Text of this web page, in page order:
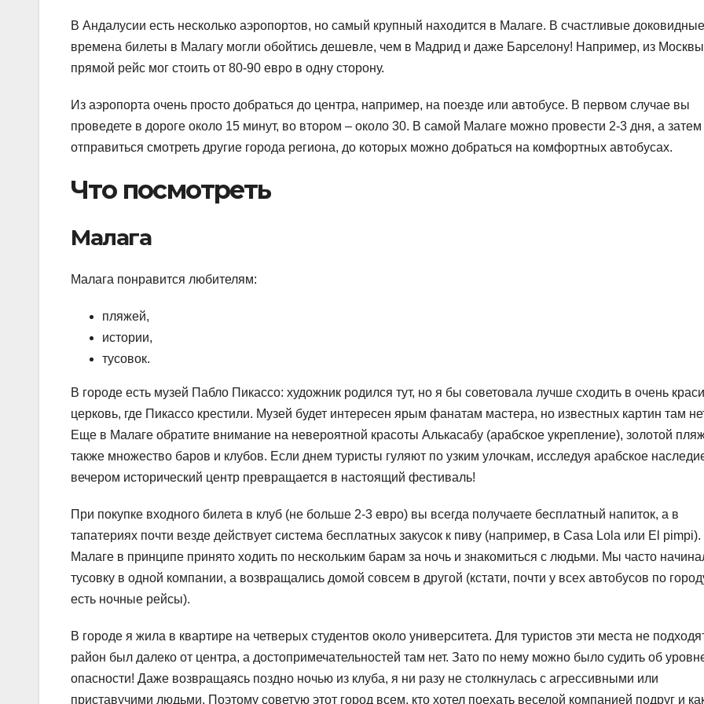
В Андалусии есть несколько аэропортов, но самый крупный находится в Малаге. В счастливые доковидные
времена билеты в Малагу могли обойтись дешевле, чем в Мадрид и даже Барселону! Например, из Москвы
прямой рейс мог стоить от 80-90 евро в одну сторону.
Из аэропорта очень просто добраться до центра, например, на поезде или автобусе. В первом случае вы
проведете в дороге около 15 минут, во втором – около 30. В самой Малаге можно провести 2-3 дня, а затем
отправиться смотреть другие города региона, до которых можно добраться на комфортных автобусах.
Что посмотреть
Малага
Малага понравится любителям:
пляжей,
истории,
тусовок.
В городе есть музей Пабло Пикассо: художник родился тут, но я бы советовала лучше сходить в очень
церковь, где Пикассо крестили. Музей будет интересен ярым фанатам мастера, но известных картин там
Еще в Малаге обратите внимание на невероятной красоты Алькасабу (арабское укрепление), золотой
также множество баров и клубов. Если днем туристы гуляют по узким улочкам, исследуя арабское
вечером исторический центр превращается в настоящий фестиваль!
При покупке входного билета в клуб (не больше 2-3 евро) вы всегда получаете бесплатный напиток, а в
тапатериях почти везде действует система бесплатных закусок к пиву (например, в Casa Lola или El
Малаге в принципе принято ходить по нескольким барам за ночь и знакомиться с людьми. Мы часто
тусовку в одной компании, а возвращались домой совсем в другой (кстати, почти у всех автобусов по
есть ночные рейсы).
В городе я жила в квартире на четверых студентов около университета. Для туристов эти места не
район был далеко от центра, а достопримечательностей там нет. Зато по нему можно было судить об
опасности! Даже возвращаясь поздно ночью из клуба, я ни разу не столкнулась с агрессивными или
приставучими людьми. Поэтому советую этот город всем, кто хотел поехать веселой компанией подруг и